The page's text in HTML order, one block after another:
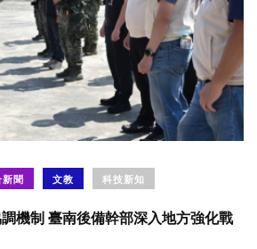
新聞 文教 科技新知
機制 臺南後備幹部深入地方強化戰